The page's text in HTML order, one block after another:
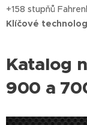
+158 stupňů
Klíčové
Katalog
900 a